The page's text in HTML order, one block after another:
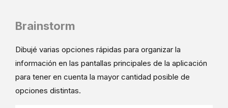
Brainstorm
Dibujé varias opciones rápidas para organizar la
información en las pantallas principales de la aplicación
para tener en cuenta la mayor cantidad posible de
opciones distintas.